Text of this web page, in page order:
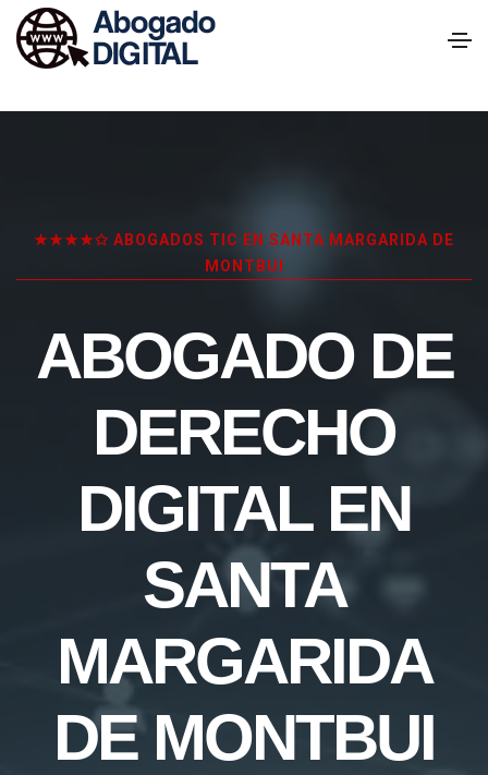
★★★★✩ ABOGADOS TIC EN SANTA MARGARIDA DE
MONTBUI
ABOGADO DE
DERECHO
DIGITAL EN
SANTA
MARGARIDA
DE MONTBUI